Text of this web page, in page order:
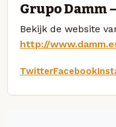
Grupo Damm
Bekijk de website
http://
TwitterFacebook